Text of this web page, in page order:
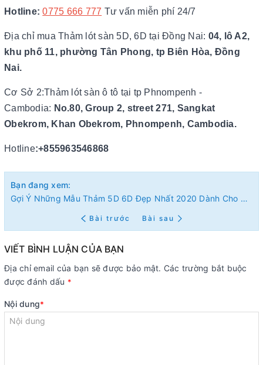
Hotline: 0775 666 777 Tư vấn miễn phí 24/7
Địa chỉ mua Thảm lót sàn 5D, 6D tại Đồng Nai: 04, lô A2,
khu phố 11, phường Tân Phong, tp Biên Hòa, Đồng
Nai.
Cơ Sở 2:Thảm lót sàn ô tô tại tp Phnompenh -
Cambodia: No.80, Group 2, street 271, Sangkat
Obekrom, Khan Obekrom, Phnompenh, Cambodia.
Hotline:+855963546868
Bạn đang xem:
Gợi Ý Những Mẫu Thảm 5D 6D Đẹp Nhất 2020 Dành Cho Dòng Xe FORD RANGER
Bài trước Bài sau
VIẾT BÌNH LUẬN CỦA BẠN
Địa chỉ email của bạn sẽ được bảo mật. Các trường bắt buộc
được đánh dấu *
Nội dung*